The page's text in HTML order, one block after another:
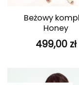
Beżowy
Honey
499,00 zł